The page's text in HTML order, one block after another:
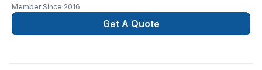
FONDATION,MEMBRANE ÉLASTOMÈRE,MEMBRANE
DELTA,MARGELLE,CHEMINÉE DE NETTOYAGE,DRAIN
SANITAIRE,LIGNE A EAU NOUVEAU SERVICE EN 2023 ;
Member Since 2016
Get A Quote